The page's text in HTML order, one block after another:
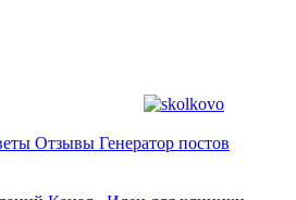
Отзывы Генератор постов